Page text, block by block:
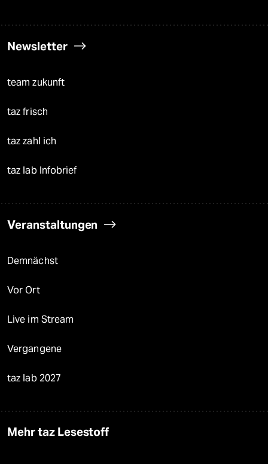
Newsletter
team zukunft
taz frisch
taz zahl ich
taz lab Infobrief
Veranstaltungen
Demnächst
Vor Ort
Live im Stream
Vergangene
taz lab 2027
Mehr taz Lesestoff